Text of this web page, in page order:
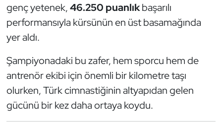
genç yetenek,46.250 puanlıkbaşarılı
performansıyla kürsünün en üst basamağında
yer aldı.
Şampiyonadaki bu zafer, hem sporcu hem de
antrenör ekibi için önemli bir kilometre taşı
olurken, Türk cimnastiğinin altyapıdan gelen
gücünü bir kez daha ortaya koydu.
Güreş
Halter
Hava Sporları
Hentbol
İşitme Engelli Sporcular